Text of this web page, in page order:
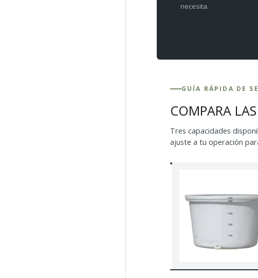
necesita.
GUÍA RÁPIDA DE
COMPARA
Tres capacidades
ajuste a tu operación